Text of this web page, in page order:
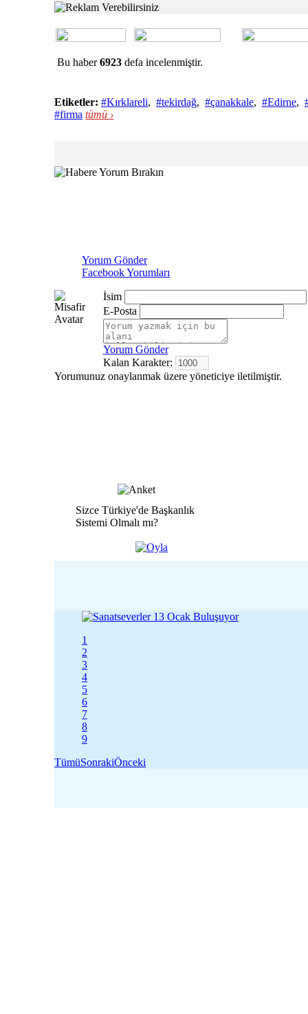
Bu haber6923 defa incelenmiştir.
Etiketler: #Kırklareli, #tekirdağ, #çanakkale, #Edirne,
#firma tümü ›
Yorum Gönder
Facebook Yorumları
İsim
E-Posta
Yorum Gönder
Kalan Karakter:
Yorumunuz onaylanmak üzere yöneticiye iletilmiştir.
Sizce Türkiye'de Başkanlık
Sistemi Olmalı mı?
1
2
3
4
5
6
7
8
9
TümüSonrakiÖnceki